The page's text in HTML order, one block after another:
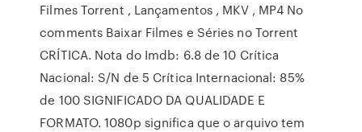
Filmes Torrent , Lançamentos , MKV , MP4 No
comments Baixar Filmes e Séries no Torrent
CRÍTICA. Nota do Imdb: 6.8 de 10 Crítica
Nacional: S/N de 5 Crítica Internacional: 85%
de 100 SIGNIFICADO DA QUALIDADE E
FORMATO. 1080p significa que o arquivo tem